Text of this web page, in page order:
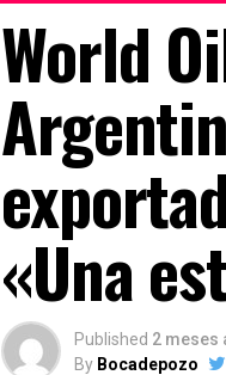
World
«Una
Published 2 meses
By Bocadepozo